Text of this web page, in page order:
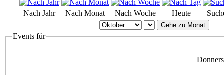
Nach Jahr Nach Monat Nach Woche Heute
Gehe zu Monat
Events für